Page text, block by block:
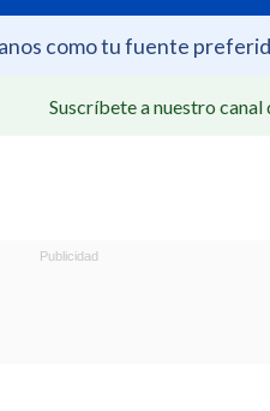
como tu fuente
Suscríbete a nuestro canal